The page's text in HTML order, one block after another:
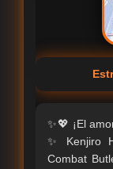
✨💖 ¡El
✨ Kenjiro
Combat